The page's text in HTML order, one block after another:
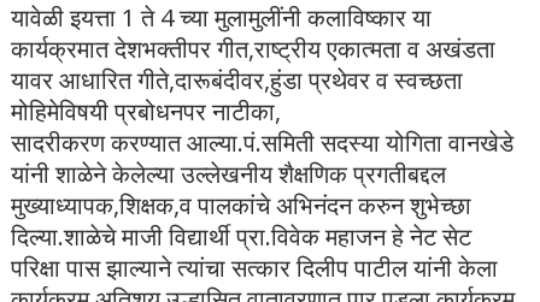
यावेळी इयत्ता 1 ते 4 च्या मुलामुलींनी कलाविष्कार या
कार्यक्रमात देशभक्तीपर गीत,राष्ट्रीय एकात्मता व अखंडता
यावर आधारित गीते,दारूबंदीवर,हुंडा प्रथेवर व स्वच्छता
मोहिमेविषयी प्रबोधनपर नाटीका,
सादरीकरण करण्यात आल्या.पं.समिती सदस्या योगिता वानखेडे
यांनी शाळेने केलेल्या उल्लेखनीय शैक्षणिक प्रगतीबद्दल
मुख्याध्यापक,शिक्षक,व पालकांचे अभिनंदन करुन शुभेच्छा
दिल्या.शाळेचे माजी विद्यार्थी प्रा.विवेक महाजन हे नेट सेट
परिक्षा पास झाल्याने त्यांचा सत्कार दिलीप पाटील यांनी केला